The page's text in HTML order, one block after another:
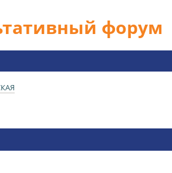
форум